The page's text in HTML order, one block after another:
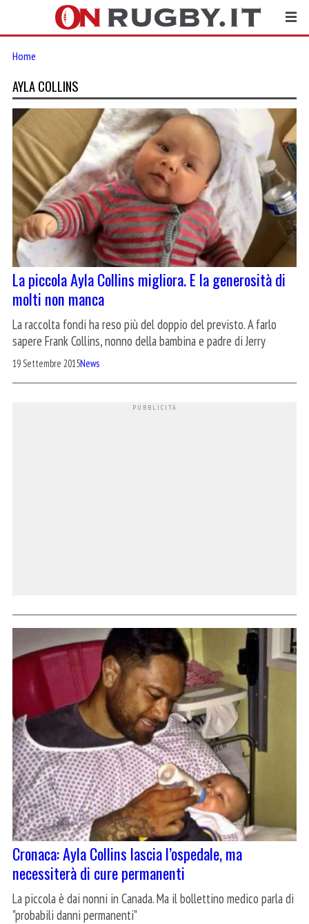
Home
AYLA COLLINS
La piccola Ayla Collins migliora. E la generosità di
molti non manca
La raccolta fondi ha reso più del doppio del previsto. A farlo
sapere Frank Collins, nonno della bambina e padre di Jerry
19 Settembre 2015News
Cronaca: Ayla Collins lascia l’ospedale, ma
necessiterà di cure permanenti
La piccola è dai nonni in Canada. Ma il bollettino medico parla di
"probabili danni permanenti"